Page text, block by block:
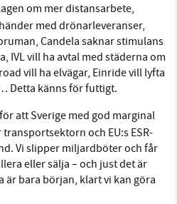
om mer distansarbete,
med drönarleveranser,
Candela saknar stimulans
IVL vill ha avtal med städerna om
vill ha elvägar, Einride vill lyfta
Detta känns för futtigt.
för att Sverige med god marginal
och EU:s ESR-
Vi slipper miljardböter och får
eller sälja – och just det är
är bara början, klart vi kan göra